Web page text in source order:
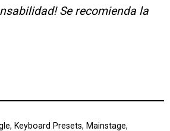
Se recomienda la
, Keyboard Presets, Mainstage,